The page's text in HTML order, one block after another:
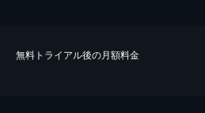
無料トライアル後の⽉額料金